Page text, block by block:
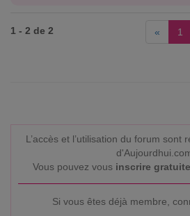
1 - 2 de 2 « 1
L’accès et l’utilisation du forum sont
Vous pouvez vous inscrire
Si vous êtes déjà membre,